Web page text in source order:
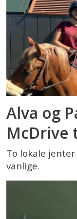
Alva og
McDrive
To lokale
vanlige.